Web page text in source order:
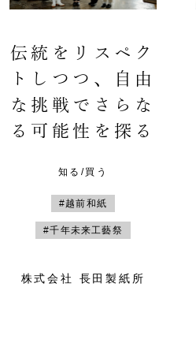
伝統をリスペク
トしつつ、自由
な挑戦でさらな
る可能性を探る
知る/買う
#越前和紙
#千年未来工藝祭
株式会社 長田製紙所